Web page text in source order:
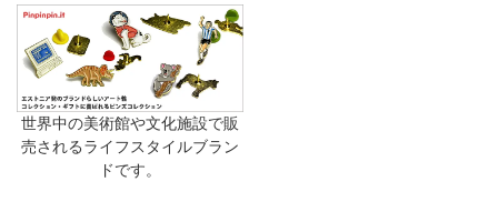
世界中の美術館や文化施設で販
売されるライフスタイルブラン
ドです。